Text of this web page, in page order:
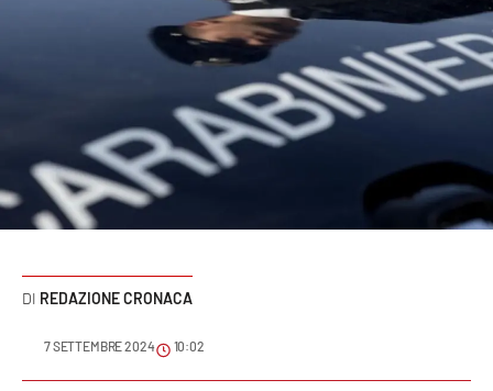
Sport
Cultura
Podcast
Meteo
REDAZIONE CRONACA
7 SETTEMBRE 2024 10:02